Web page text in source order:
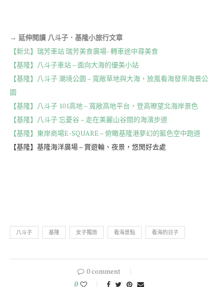
→ 延伸閱讀 八斗子．基隆小旅行文章
【新北】瑞芳車站 瑞芳美食廣場- 轉車途中尋美食
【基隆】八斗子車站 – 面向大海的優美小站
【基隆】八斗子 潮境公園 – 寬敞草地與大海，放風看海發呆海景公
園
【基隆】八斗子 101高地 – 寬敞高地平台，登高暸望北海岸景色
【基隆】八斗子 忘憂谷 – 走在美麗山谷間的海濱步道
【基隆】東岸商場E-SQUARE – 俯瞰基隆港夢幻的藍色空中跑道
【基隆】基隆海洋廣場 – 賞遊輪、夜景，悠閒好去處
八斗子 基隆 女子獨旅 看海景點 看海的日子
0 comment
0